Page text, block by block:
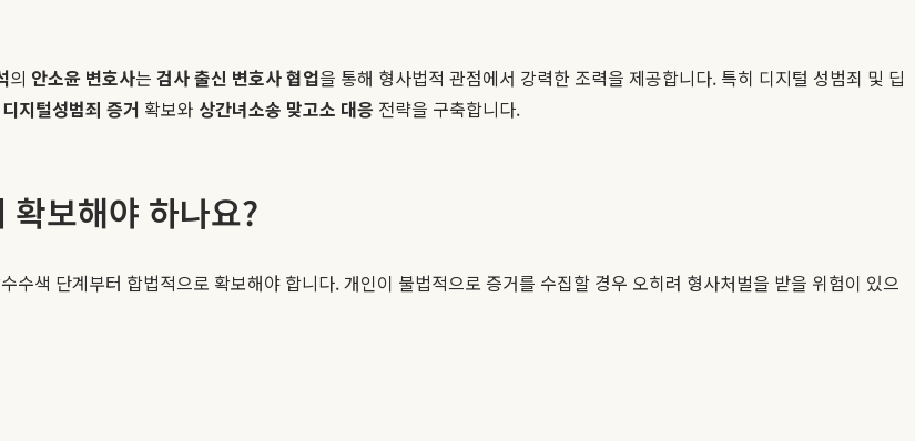
의 안소윤 변호사는 검사 출신 변호사 협업을 통해 형사법적 관점에서 강력한 조력을 제공합니다. 특히 디지털 성범죄 및 딥
디지털성범죄 증거 확보와 상간녀소송 맞고소 대응 전략을 구축합니다.
보해야 하나요?
색 단계부터 합법적으로 확보해야 합니다. 개인이 불법적으로 증거를 수집할 경우 오히려 형사처벌을 받을 위험이 있으